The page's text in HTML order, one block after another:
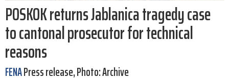
POSKOK returns Jablanica tragedy case
to cantonal prosecutor for technical
reasons
FENAPress release, Photo: Archive